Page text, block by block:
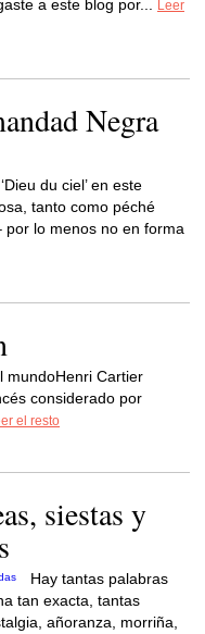
a este blog por...
Leer
Negra
‘Dieu du ciel’ en este
tanto como péché
por lo menos no en forma
mundoHenri Cartier
considerado por
el resto
siestas y
Hay tantas palabras
tan exacta, tantas
añoranza, morriña,